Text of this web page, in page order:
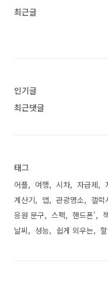
최근글
인기글
최근댓글
태그
어플 여행 시차 자급제
계산기
앱 관광명소 갤럭
응원 문구
스펙 핸드폰'
날씨
성능 쉽게 외우는